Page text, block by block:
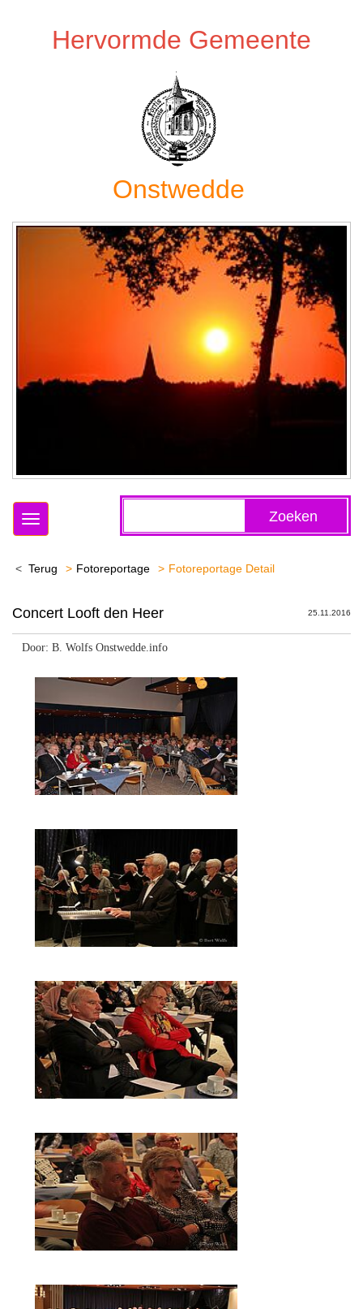
Hervormde Gemeente
Onstwedde
Zoeken
Toggle
Terug Fotoreportage Fotoreportage Detail
25.11.2016
Concert Looft den Heer
Door: B. Wolfs Onstwedde.info